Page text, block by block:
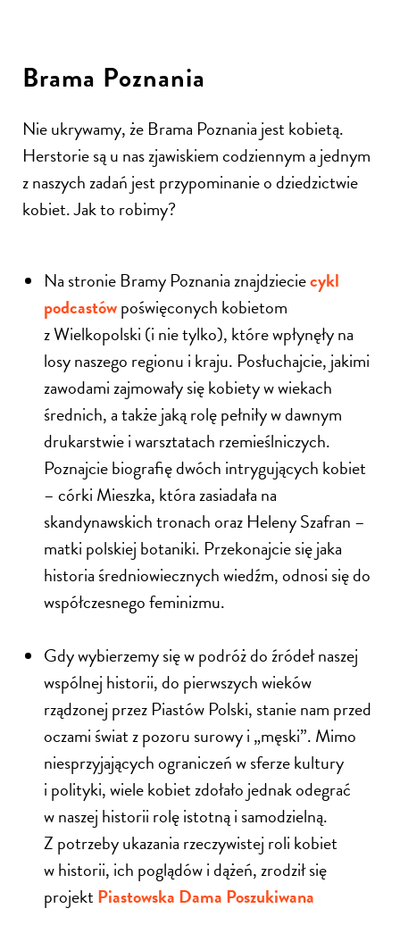
Brama Poznania
Nie ukrywamy, że Brama Poznania jest kobietą.
Herstorie są u nas zjawiskiem codziennym a jednym
z naszych zadań jest przypominanie o dziedzictwie
kobiet. Jak to robimy?
Na stronie Bramy Poznania znajdzieciecykl
podcastówpoświęconych kobietom
z Wielkopolski (i nie tylko), które wpłynęły na
losy naszego regionu i kraju. Posłuchajcie, jakimi
zawodami zajmowały się kobiety w wiekach
średnich, a także jaką rolę pełniły w dawnym
drukarstwie i warsztatach rzemieślniczych.
Poznajcie biografię dwóch intrygujących kobiet
– córki Mieszka, która zasiadała na
skandynawskich tronach oraz Heleny Szafran –
matki polskiej botaniki. Przekonajcie się jaka
historia średniowiecznych wiedźm, odnosi się do
współczesnego feminizmu.
Gdy wybierzemy się w podróż do źródeł naszej
wspólnej historii, do pierwszych wieków
rządzonej przez Piastów Polski, stanie nam przed
oczami świat z pozoru surowy i „męski”. Mimo
niesprzyjających ograniczeń w sferze kultury
i polityki, wiele kobiet zdołało jednak odegrać
w naszej historii rolę istotną i samodzielną.
Z potrzeby ukazania rzeczywistej roli kobiet
w historii, ich poglądów i dążeń, zrodził się
projektPiastowska Dama Poszukiwana